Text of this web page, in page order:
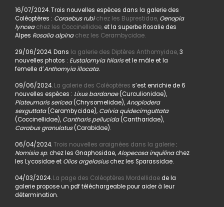
16/07/2024. Trois nouvelles espèces dans la galerie des
Coléoptères : Coraebus rubi chez les Buprestidae, Oenopia
lyncea chez les Coccinellidae,et la superbe Rosalie des
Alpes Rosalia alpina chez les Cerambycidae.
29/06/2024. Dans la galerie des Diptères Anthomyidae,3
nouvelles photos : Eustalomyia hilariset le mâle et la
femelle d’Anthomyia illocata.
09/06/2024.La galerie des Coléoptères s’est enrichie de 6
nouvelles espèces : Lixus bardanae(Curculionidae),
Plateumaris sericea(Chrysomelidae),Anoplodera
sexguttata(Cerambycidae), Calvia quidecimguttata
(Coccinellidae), Cantharis pellucida(Cantharidae),
Carabus granulatus(Carabidae).
06/04/2024.Trois nouvelles araignées dans la galerie:
Nomisia sp. chez les Gnaphosidae,Alopecosa inquilinachez
les Lycosidae et Olios argelasiuschez les Sparassidae.
04/03/2024. La page des Coléoptères Mordellidaede la
galerie propose un pdf téléchargeable pour aider à leur
détermination.